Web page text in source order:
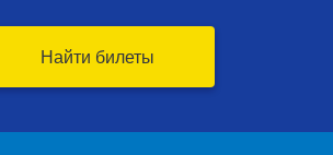
Найти билеты